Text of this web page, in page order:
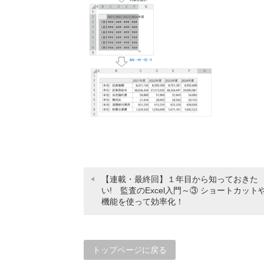
【連載・最終回】１年目から知っておきた
い! 監査のExcel入門～③ ショートカット
機能を使って効率化！
トップページに戻る